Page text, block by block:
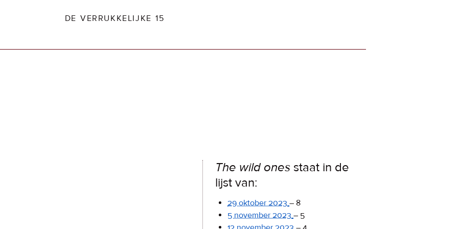
DE VERRUKKELIJKE 15
The wild ones staat in de
lijst van:
29 oktober 2023 – 8
5 november 2023 – 5